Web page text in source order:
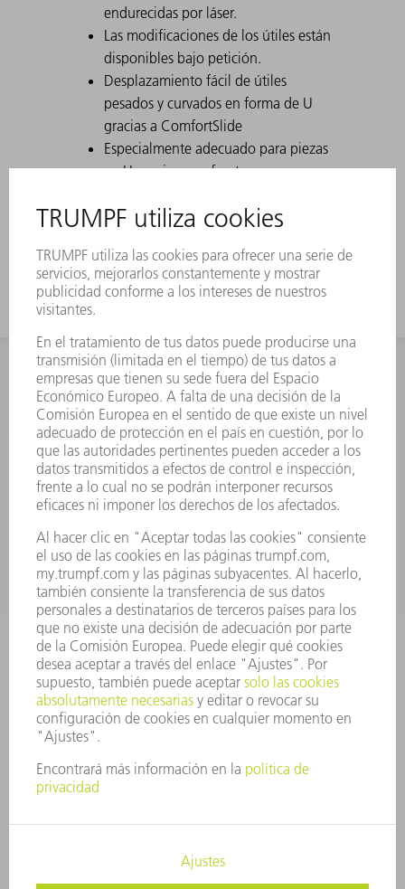
endurecidas por láser.
Las modificaciones de los útiles están
disponibles bajo petición.
Desplazamiento fácil de útiles
pesados y curvados en forma de U
gracias a ComfortSlide
Especialmente adecuado para piezas
en U gracias a su fuerte
Para las cajas altas se usa el útil con
INFORMACIÓN
Preguntas más frecuentes
Condiciones generales de venta
CONTACTO
Departamento de Repuestos
+34 91 657 36 70
Viernes de 8h – 17h
repuestos@es.trumpf.com
CONTACTO
Departamento de Utillaje
+34 91 657 36 69
Lunes a Jueves de 8h – 18h
Viernes de 8h – 17h
utillaje@trumpf.com